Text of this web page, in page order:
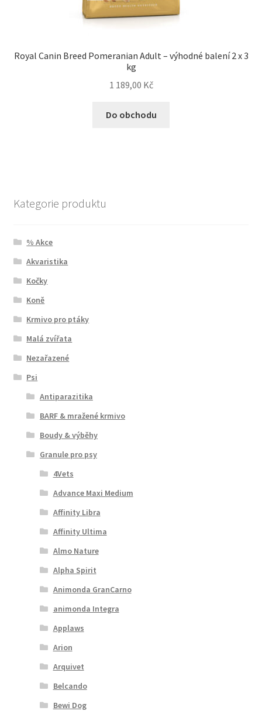
Royal Canin Breed Pomeranian Adult – výhodné balení 2 x 3
kg
1 189,00 Kč
Do obchodu
Kategorie produktu
% Akce
Akvaristika
Kočky
Koně
Krmivo pro ptáky
Malá zvířata
Nezařazené
Psi
Antiparazitika
BARF & mražené krmivo
Boudy & výběhy
Granule pro psy
4Vets
Advance Maxi Medium
Affinity Libra
Affinity Ultima
Almo Nature
Alpha Spirit
Animonda GranCarno
animonda Integra
Applaws
Arion
Arquivet
Belcando
Bewi Dog